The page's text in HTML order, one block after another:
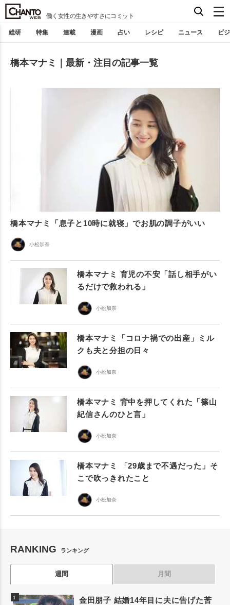
働く女性の生きやすさにコミット
総研 特集 連載 漫画 占い レシピ ニュース ビ
橋本マナミ｜最新・注目の記事一覧
橋本マナミ「息子と10時に就寝」でお肌の調子がいい
小松加奈
橋本マナミ 育児の不安「話し相手がい
るだけで救われる」
小松加奈
橋本マナミ「コロナ禍での出産」ミル
クも夫と分担の日々
小松加奈
橋本マナミ 背中を押してくれた「篠山
紀信さんのひと言」
小松加奈
橋本マナミ 「29歳まで不遇だった」そ
こで吹っきれたこと
小松加奈
RANKING ランキング
週間 月間
金田朋子 結婚14年目に夫に告げた苦